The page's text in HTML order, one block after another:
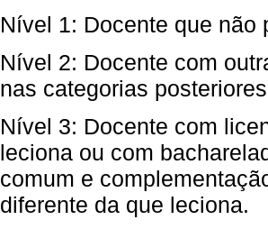
Nível 1: Docente que não
Nível 2: Docente com
nas categorias
Nível 3: Docente com
leciona ou com
comum e
diferente da que leciona.